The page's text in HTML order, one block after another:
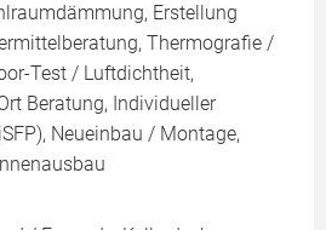
Erstellung
Thermografie /
Test / Luftdichtheit,
Beratung, Individueller
Neueinbau / Montage,